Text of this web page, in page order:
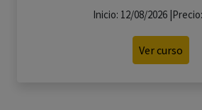
Inicio: 12/08/2026
Ver curso